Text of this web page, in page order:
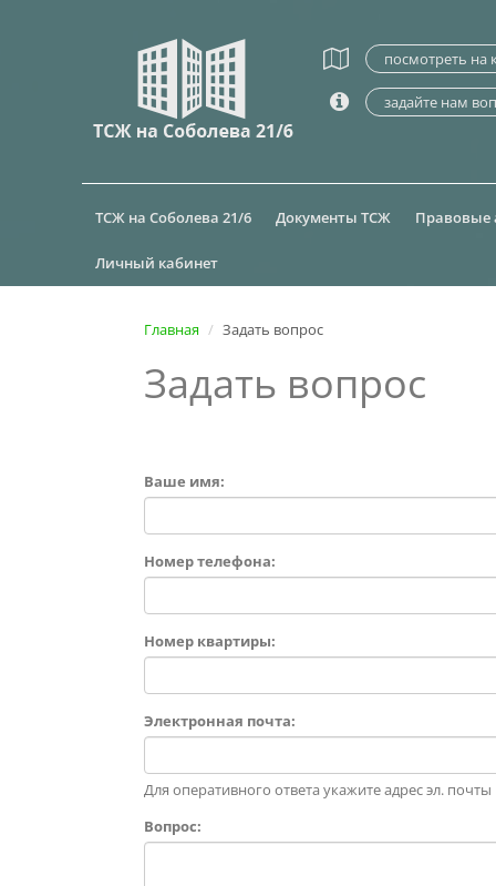
посмотреть на
задайте нам
ТСЖ на Соболева 21/6 Документы ТСЖ Правовые
Личный кабинет
Главная Задать вопрос
Задать вопрос
Ваше имя:
Номер телефона:
Номер квартиры:
Электронная почта:
Для оперативного ответа укажите адрес эл. почты
Вопрос: